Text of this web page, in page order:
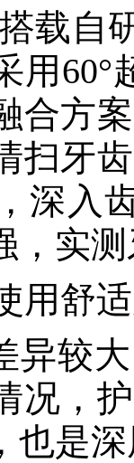
搭载自
用
合方
扫牙
深入
，实
用舒
异较
况，
也是